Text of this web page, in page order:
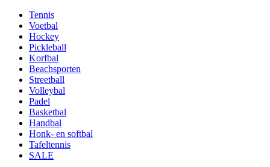
Tennis
Voetbal
Hockey
Pickleball
Korfbal
Beachsporten
Streetball
Volleybal
Padel
Basketbal
Handbal
Honk- en softbal
Tafeltennis
SALE